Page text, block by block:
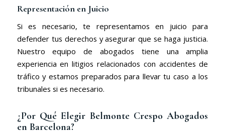
Representación en Juicio
Si es necesario, te representamos en juicio para
defender tus derechos y asegurar que se haga justicia.
Nuestro equipo de abogados tiene una amplia
experiencia en litigios relacionados con accidentes de
tráfico y estamos preparados para llevar tu caso a los
tribunales si es necesario.
¿Por Qué Elegir Belmonte Crespo Abogados
en Barcelona?